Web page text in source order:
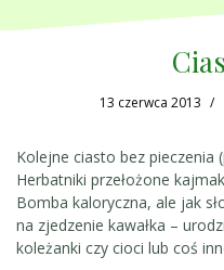
13 czerwca 2013
Kolejne ciasto bez
Herbatniki przełożone
Bomba kaloryczna, ale jak
na zjedzenie kawałka –
koleżanki czy cioci lub coś